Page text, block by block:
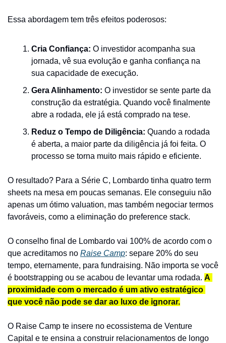
Essa abordagem tem três efeitos poderosos:
Cria Confiança: O investidor acompanha sua
jornada, vê sua evolução e ganha confiança na
sua capacidade de execução.
Gera Alinhamento: O investidor se sente parte da
construção da estratégia. Quando você finalmente
abre a rodada, ele já está comprado na tese.
Reduz o Tempo de Diligência: Quando a rodada
é aberta, a maior parte da diligência já foi feita. O
processo se torna muito mais rápido e eficiente.
O resultado? Para a Série C, Lombardo tinha quatro term
sheets na mesa em poucas semanas. Ele conseguiu não
apenas um ótimo valuation, mas também negociar termos
favoráveis, como a eliminação do preference stack.
O conselho final de Lombardo vai 100% de acordo com o
que acreditamos no Raise Camp: separe 20% do seu
tempo, eternamente, para fundraising. Não importa se você
é bootstrapping ou se acabou de levantar uma rodada. A
proximidade com o mercado é um ativo estratégico
que você não pode se dar ao luxo de ignorar.
O Raise Camp te insere no ecossistema de Venture
Capital e te ensina a construir relacionamentos de longo